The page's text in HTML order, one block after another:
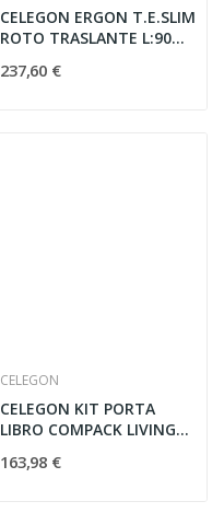
CELEGON ERGON T.E.SLIM
ROTO TRASLANTE L:90
237,60 €
CELEGON
CELEGON KIT PORTA
LIBRO COMPACK LIVING
163,98 €